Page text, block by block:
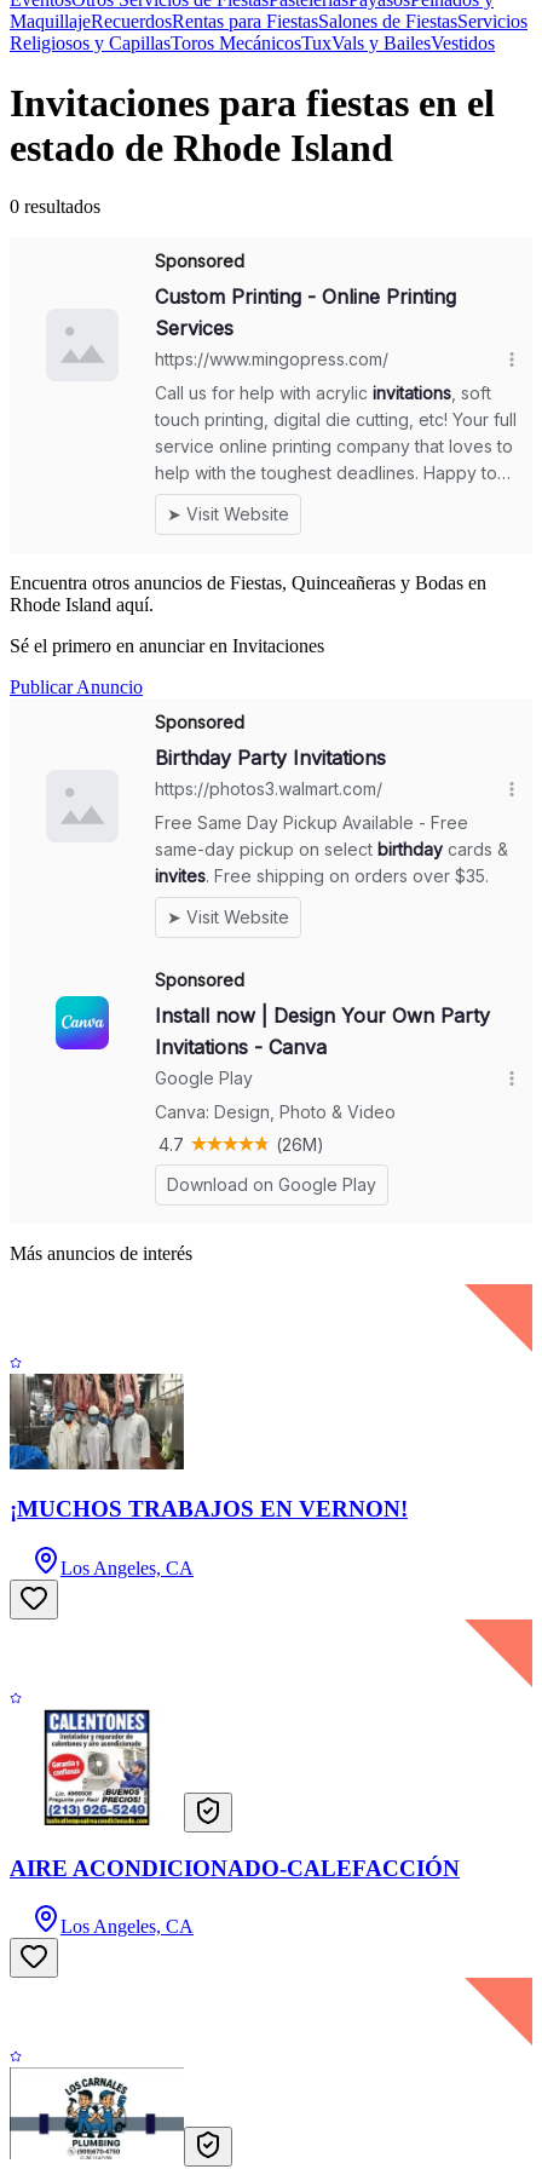
MaquillajeRecuerdosRentas para FiestasSalones de FiestasServicios
Religiosos y CapillasToros MecánicosTuxVals y BailesVestidos
Invitaciones para fiestas en el
estado de Rhode Island
0 resultados
Encuentra otros anuncios de Fiestas, Quinceañeras y Bodas en
Rhode Island aquí.
Sé el primero en anunciar en Invitaciones
Publicar Anuncio
Más anuncios de interés
¡MUCHOS TRABAJOS EN VERNON!
Los Angeles, CA
AIRE ACONDICIONADO-CALEFACCIÓN
Los Angeles, CA